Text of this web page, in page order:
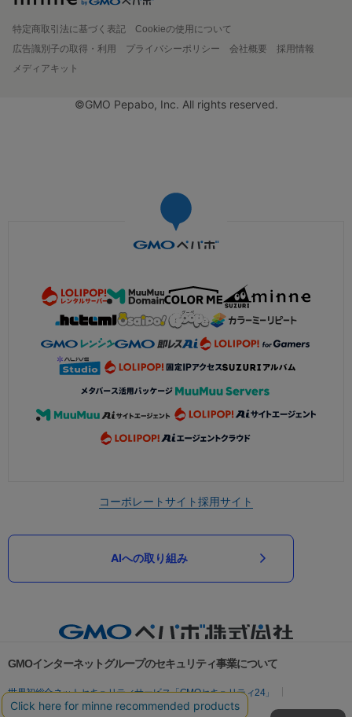
特定商取引法に基づく表記
Cookieの使用について
広告識別子の取得・利用
プライバシーポリシー 会社概要
採用情報
メディアキット
©GMO Pepabo, Inc. All rights reserved.
コーポレートサイト採用サイト
AIへの取り組み
GMOインターネットグループのセキュリティ事業について
世界初総合ネットセキュリティサービス「GMOセキュリティ24」
パスワード漏洩診断
Webサイトリスク診断